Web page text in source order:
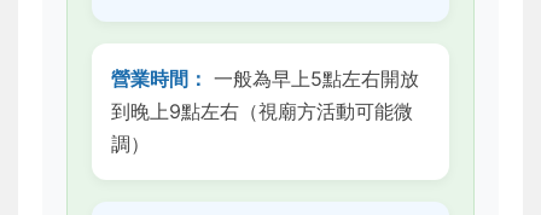
營業時間： 一般為早上5點左右開放
到晚上9點左右（視廟方活動可能微
調）